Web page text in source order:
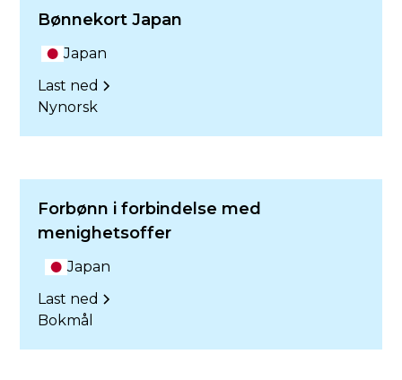
Bønnekort Japan
Japan
Last ned
Nynorsk
Forbønn i forbindelse med
menighetsoffer
Japan
Last ned
Bokmål